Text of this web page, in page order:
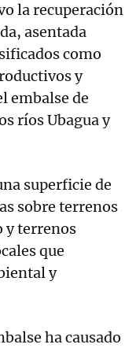
la recuperación
asentada
como
y
embalse de
ríos Ubagua y
superficie de
sobre terrenos
y terrenos
que
y
ha causado